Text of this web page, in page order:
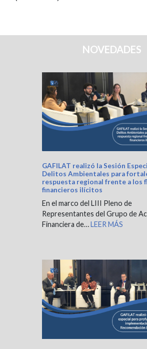
NOVEDADES
GAFILAT realizó la Sesión
Delitos Ambientales para
respuesta regional frente a los
financieros ilícitos
En el marco del LIII Pleno de
Representantes del Grupo de
Financiera de…LEER MÁS